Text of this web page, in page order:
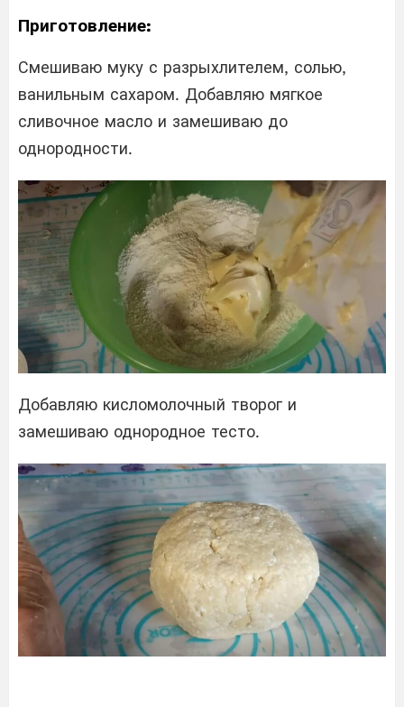
Приготовление:
Смешиваю муку с разрыхлителем, солью,
ванильным сахаром. Добавляю мягкое
сливочное масло и замешиваю до
однородности.
Добавляю кисломолочный творог и
замешиваю однородное тесто.